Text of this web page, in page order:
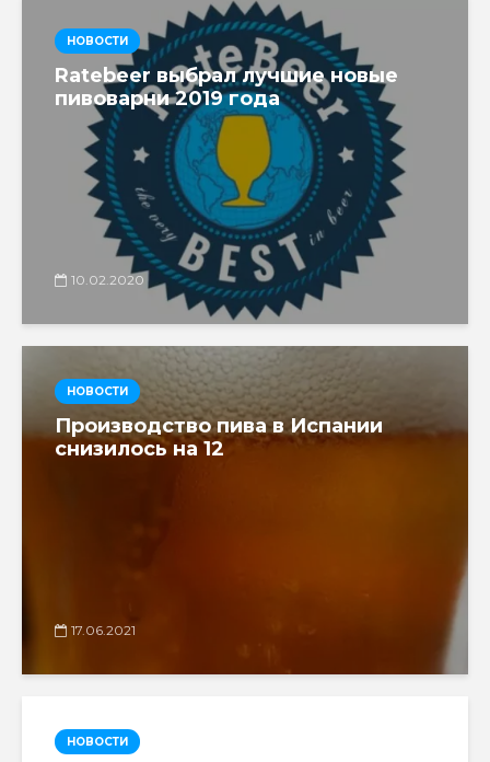
НОВОСТИ
Ratebeer выбрал лучшие новые
пивоварни 2019 года
10.02.2020
НОВОСТИ
Производство пива в Испании
снизилось на 12
17.06.2021
НОВОСТИ